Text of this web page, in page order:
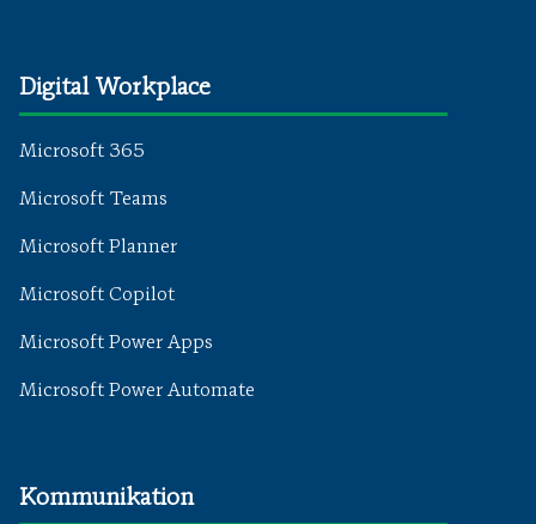
Digital Workplace
Microsoft 365
Microsoft Teams
Microsoft Planner
Microsoft Copilot
Microsoft Power Apps
Microsoft Power Automate
Kommunikation